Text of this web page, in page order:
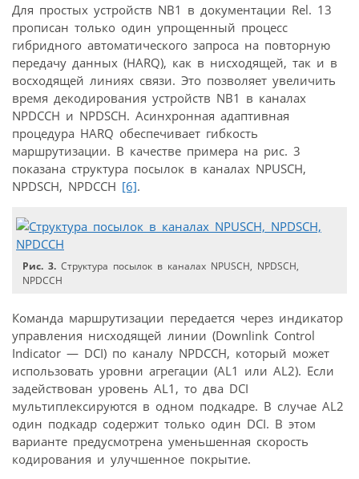
Для простых устройств NB1 в документации Rel. 13
прописан только один упрощенный процесс
гибридного автоматического запроса на повторную
передачу данных (HARQ), как в нисходящей, так и в
восходящей линиях связи. Это позволяет увеличить
время декодирования устройств NB1 в каналах
NPDCCH и NPDSCH. Асинхронная адаптивная
процедура HARQ обеспечивает гибкость
маршрутизации. В качестве примера на рис. 3
показана структура посылок в каналах NPUSCH,
NPDSCH, NPDCCH [6].
Рис. 3. Структура посылок в каналах NPUSCH, NPDSCH,
NPDCCH
Команда маршрутизации передается через индикатор
управления нисходящей линии (Downlink Control
Indicator — DCI) по каналу NPDCCH, который может
использовать уровни агрегации (AL1 или AL2). Если
задействован уровень AL1, то два DCI
мультиплексируются в одном подкадре. В случае AL2
один подкадр содержит только один DCI. В этом
варианте предусмотрена уменьшенная скорость
кодирования и улучшенное покрытие.